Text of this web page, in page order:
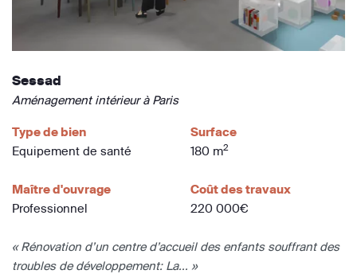
Sessad
Aménagement intérieur à Paris
Type de bien
Equipement de santé
Surface
180 m2
Maître d'ouvrage
Professionnel
Coût des travaux
220 000€
« Rénovation d’un centre d’accueil des enfants souffrant des
troubles de développement: La... »